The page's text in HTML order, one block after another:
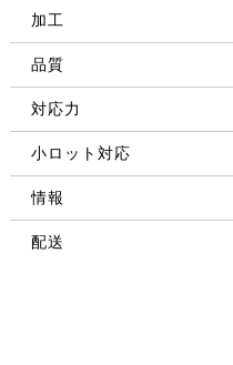
加工
品質
対応力
小ロット対応
情報
配送